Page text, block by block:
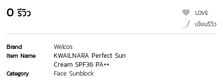
0 รีวิว
LOVE
เขียนรีวิว
Brand Welcos
Item Name
KWAILNARA Perfect Sun
Cream SPF36 PA++
Category Face Sunblock